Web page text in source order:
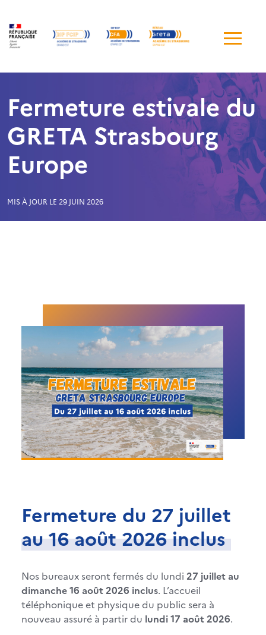
de
Fermeture estivale du
GRETA Strasbourg
Europe
MIS À JOUR LE 29 JUIN 2026
Fermeture du 27 juillet
au 16 août 2026 inclus
Nos bureaux seront fermés du lundi 27 juillet au
dimanche 16 août 2026 inclus. L’accueil
téléphonique et physique du public sera à
nouveau assuré à partir du lundi 17 août 2026.